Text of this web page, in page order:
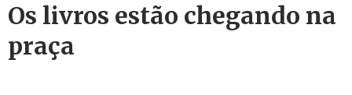
Os livros estão chegando na
praça